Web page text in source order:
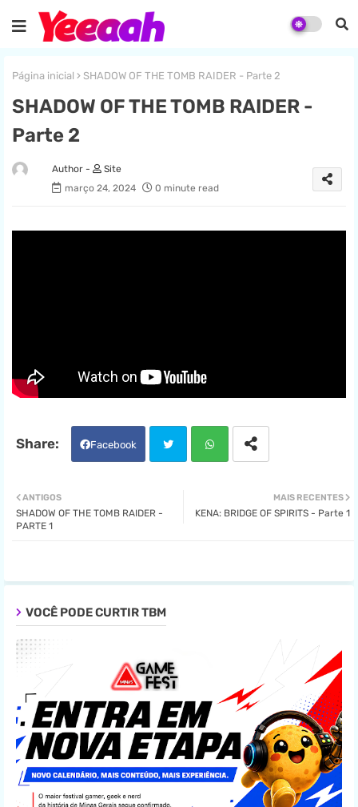
Página inicial SHADOW OF THE TOMB RAIDER - Parte 2
SHADOW OF THE TOMB RAIDER -
Parte 2
Site
março 24, 2024
0 minute read
Facebook
ter tsa
MAIS RECENTES
KENA: BRIDGE OF SPIRITS - Parte 1
ANTIGOS
SHADOW OF THE TOMB RAIDER -
PARTE 1
VOCÊ PODE CURTIR TBM